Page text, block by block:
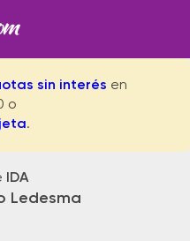
sin interés en
o
.
IDA
Ledesma